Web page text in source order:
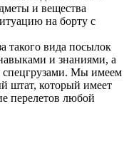
и вещества
на борту с
такого вида посылок
и знаниями, а
спецгрузами. Мы имеем
штат, который имеет
перелетов любой